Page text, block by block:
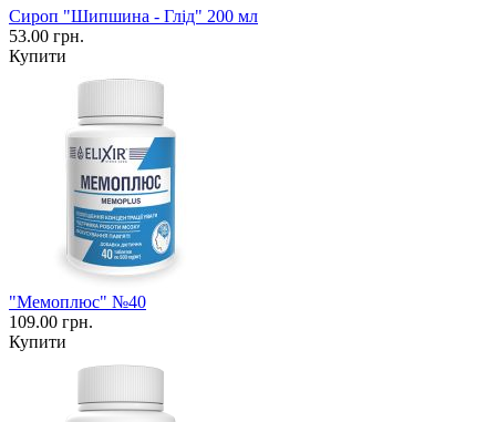
Сироп "Шипшина - Глід" 200 мл
53.00 грн.
Купити
"Мемоплюс" №40
109.00 грн.
Купити